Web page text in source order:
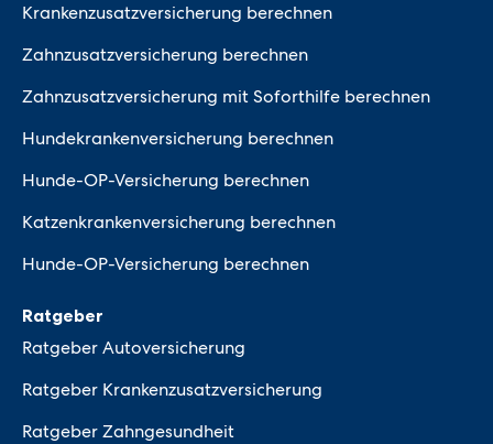
Krankenzusatzversicherung berechnen
Zahnzusatzversicherung berechnen
Zahnzusatzversicherung mit Soforthilfe berechnen
Hundekrankenversicherung berechnen
Hunde-OP-Versicherung berechnen
Katzenkrankenversicherung berechnen
Hunde-OP-Versicherung berechnen
Ratgeber
Ratgeber Autoversicherung
Ratgeber Krankenzusatzversicherung
Ratgeber Zahngesundheit